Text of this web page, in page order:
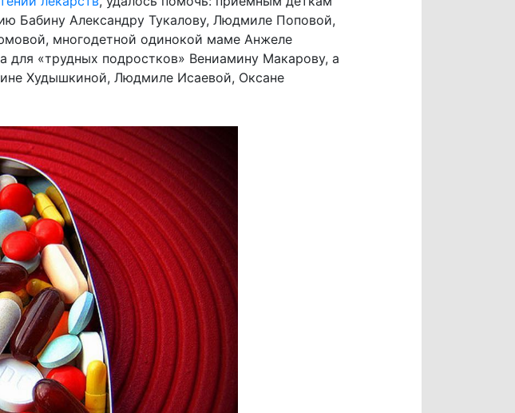
Бабину Александру Тукалову, Людмиле Поповой,
многодетной одинокой маме Анжеле
«трудных подростков» Вениамину Макарову, а
Худышкиной, Людмиле Исаевой, Оксане